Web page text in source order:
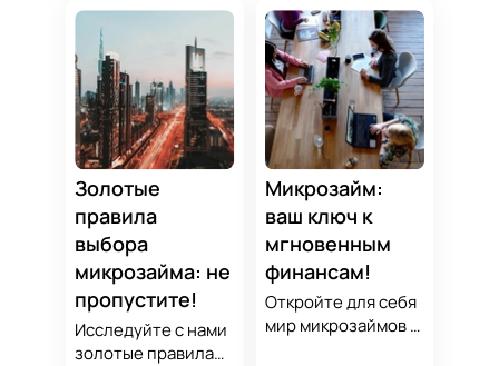
золотые
возможности.
Погрузитесь в мир
умного управления
долгами с нашим
практическим
руководством.
финансового
равновесия.
Узнайте, как
управлять долгами
и достичь
финансовой
гармонии, следуя
нашим
проверенным
стратегиям.
Золотые
правила
выбора
микрозайма: не
пропустите!
Исследуйте с нами
золотые правила
Микрозайм:
ваш ключ к
мгновенным
финансам!
Откройте для себя
мир микрозаймов с